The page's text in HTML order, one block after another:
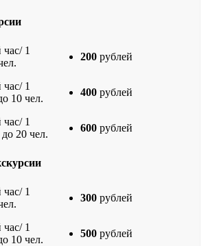
1
200 рублей
1
10 чел.
400 рублей
1
20 чел.
600 рублей
1
300 рублей
1
10 чел.
500 рублей